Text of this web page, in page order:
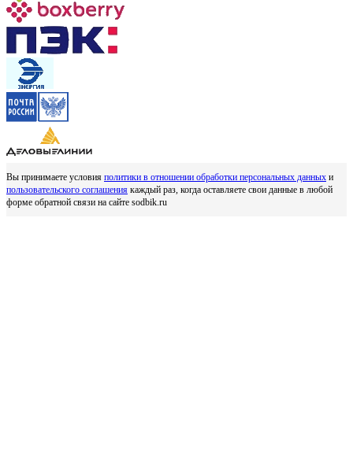
Вы принимаете условия политики в отношении обработки персональных данных и
пользовательского соглашения каждый раз, когда оставляете свои данные в любой
форме обратной связи на сайте sodbik.ru